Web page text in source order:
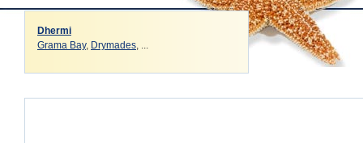
Dhermi
Grama Bay, Drymades, ...